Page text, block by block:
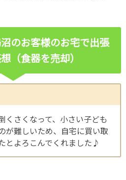
のお客様のお宅で出張
（食器を売却）
くさくなって、小さい子ども
が難しいため、自宅に買い取
とよろこんでくれました♪